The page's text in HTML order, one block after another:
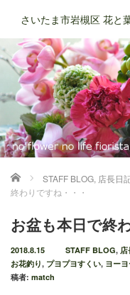
さいたま市岩槻区 花と
ホーム STAFF BLOG, 店長日
終わりですね・・・
お盆も本日で終
2018.8.15 STAFF BLOG,
お花釣り, プヨプヨすくい, ヨー
稿者: match